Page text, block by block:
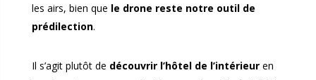
les airs, bien que le drone reste notre outil de
prédilection.
Il s’agit plutôt de découvrir l’hôtel de l’intérieur en